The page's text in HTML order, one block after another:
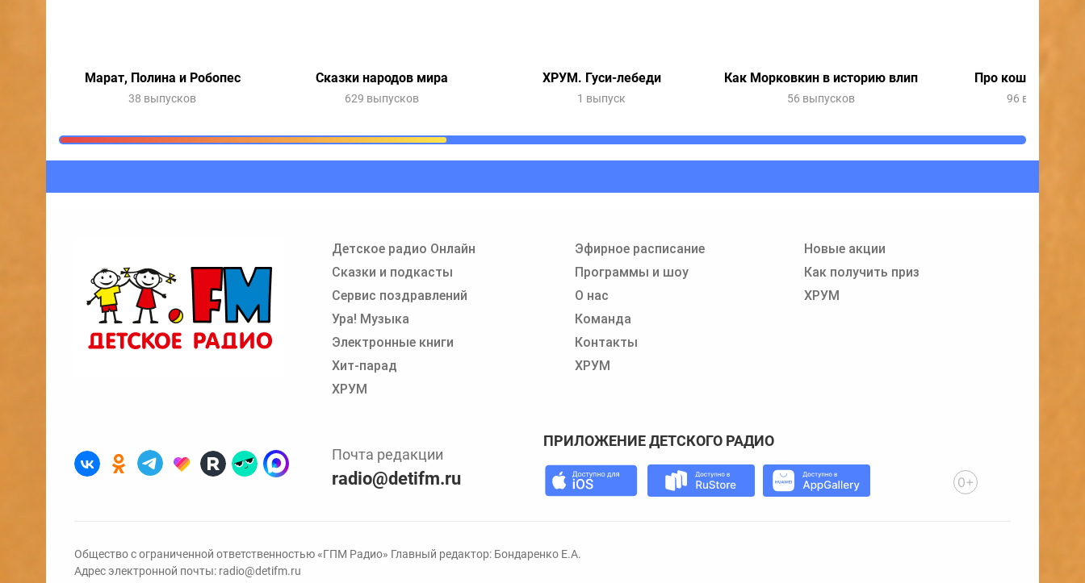
Очередь прослушивания
Добавьте в очередь прослушивания другие записи программ или сказок
Марат, Полина и Робопес
38 выпусков
Сказки народов мира
629 выпусков
ХРУМ. Гуси-лебеди
1 выпуск
Как Морковкин в историю влип
56 выпусков
Про кошек, про
96 выпусков
Детское радио Онлайн
Сказки и подкасты
Сервис поздравлений
Ура! Музыка
Электронные книги
Хит-парад
ХРУМ
Эфирное расписание
Программы и шоу
О нас
Команда
Контакты
ХРУМ
Новые акции
Как получить приз
ХРУМ
Почта редакции
radio@detifm.ru
ПРИЛОЖЕНИЕ ДЕТСКОГО РАДИО
0+
Общество с ограниченной ответственностью «ГПМ Радио» Главный редактор: Бондаренко Е.А.
Адрес электронной почты: radio@detifm.ru